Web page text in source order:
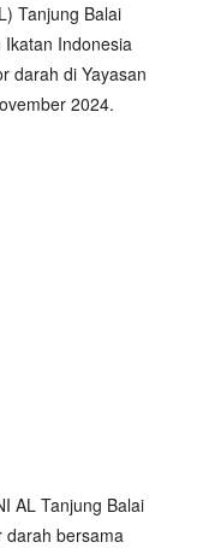
Tanjung Balai
Indonesia
darah di Yayasan
2024.
AL Tanjung Balai
darah bersama